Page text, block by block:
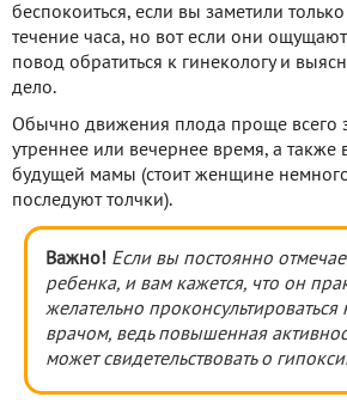
беспокоиться, если вы заметили
течение часа, но вот если они
повод обратиться к гинекологу и
дело.
Обычно движения плода проще всего
утреннее или вечернее время, а также
будущей мамы (стоит женщине
последуют толчки).
Важно! Если вы постоянно
ребенка, и вам кажется, что он
желательно проконсультироваться
врачом, ведь повышенная
может свидетельствовать о